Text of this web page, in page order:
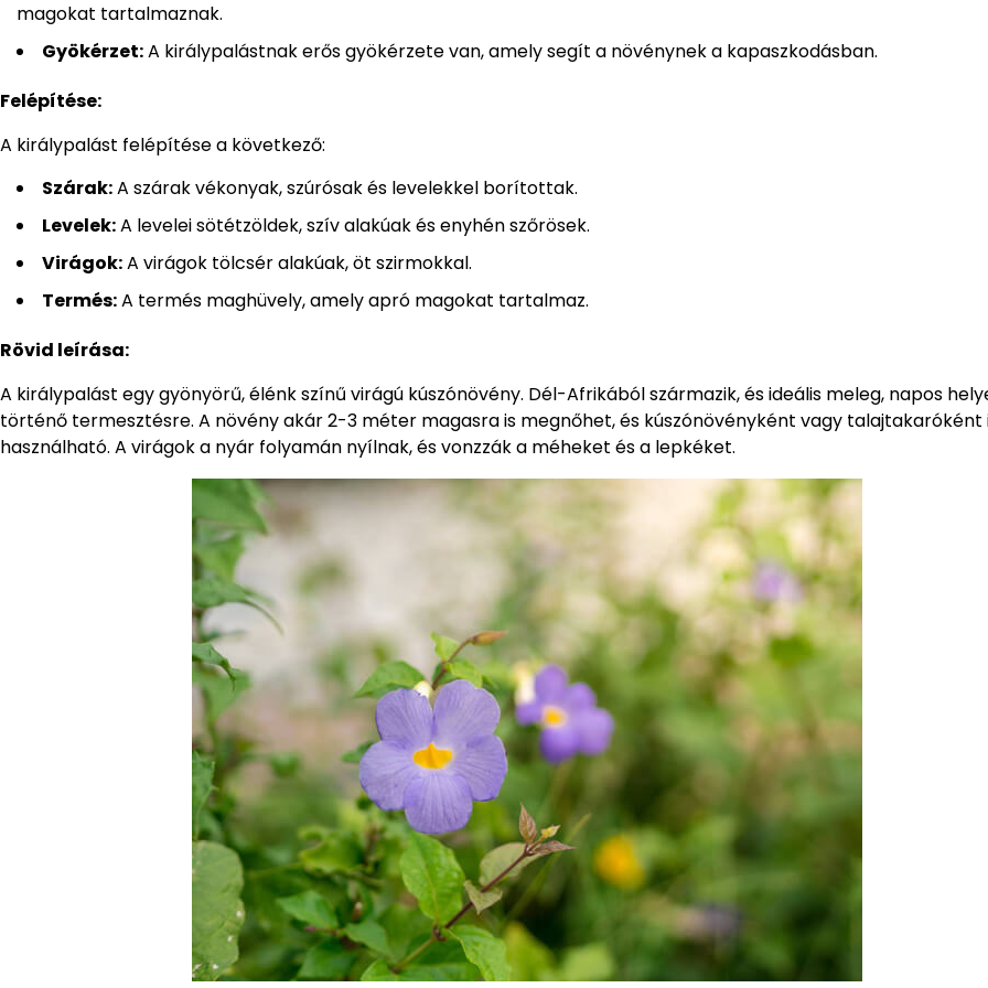
magokat tartalmaznak.
Gyökérzet:A királypalástnak erős gyökérzete van, amely segít a növénynek a kapaszkodásban.
Felépítése:
A királypalást felépítése a következő:
Szárak:A szárak vékonyak, szúrósak és levelekkel borítottak.
Levelek:A levelei sötétzöldek, szív alakúak és enyhén szőrösek.
Virágok:A virágok tölcsér alakúak, öt szirmokkal.
Termés:A termés maghüvely, amely apró magokat tartalmaz.
Rövid leírása:
A királypalást egy gyönyörű, élénk színű virágú kúszónövény. Dél-Afrikából származik, és ideális meleg, napos
történő termesztésre. A növény akár 2-3 méter magasra is megnőhet, és kúszónövényként vagy talajtakaróként
használható. A virágok a nyár folyamán nyílnak, és vonzzák a méheket és a lepkéket.